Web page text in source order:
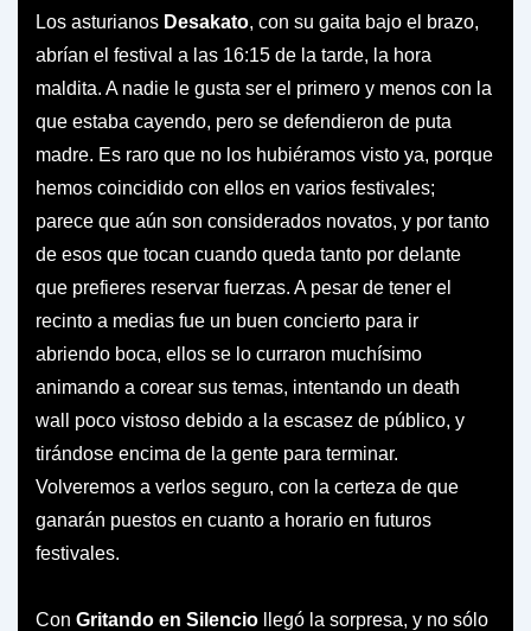
Los asturianos Desakato, con su gaita bajo el brazo,
abrían el festival a las 16:15 de la tarde, la hora
maldita. A nadie le gusta ser el primero y menos con la
que estaba cayendo, pero se defendieron de puta
madre. Es raro que no los hubiéramos visto ya, porque
hemos coincidido con ellos en varios festivales;
parece que aún son considerados novatos, y por tanto
de esos que tocan cuando queda tanto por delante
que prefieres reservar fuerzas. A pesar de tener el
recinto a medias fue un buen concierto para ir
abriendo boca, ellos se lo curraron muchísimo
animando a corear sus temas, intentando un death
wall poco vistoso debido a la escasez de público, y
tirándose encima de la gente para terminar.
Volveremos a verlos seguro, con la certeza de que
ganarán puestos en cuanto a horario en futuros
festivales.
Con Gritando en Silencio llegó la sorpresa, y no sólo